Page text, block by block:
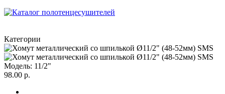
Категории
Модель: 11/2"
98.00 р.